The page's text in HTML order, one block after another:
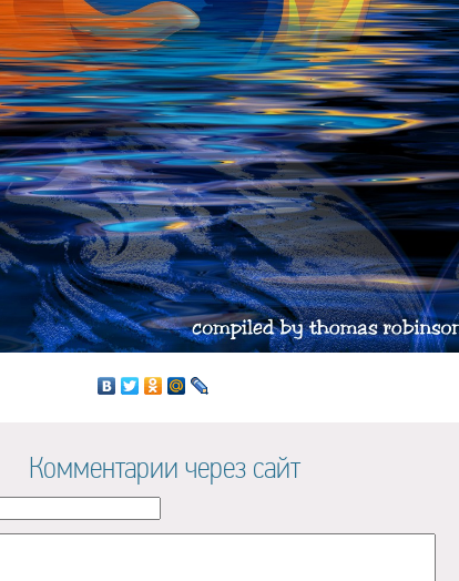
Комментарии через сайт